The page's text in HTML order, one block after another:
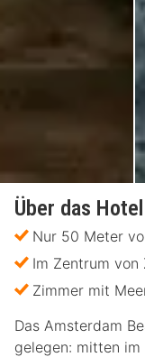
Über das Hotel
Nur 50 Meter
Im Zentrum von
Zimmer mit
Das Amsterdam
gelegen: mitten